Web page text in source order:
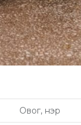
Овог, нэр